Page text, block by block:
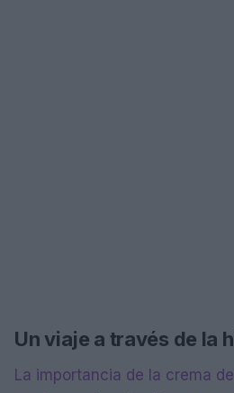
Un viaje a través de la
La importancia de la crema